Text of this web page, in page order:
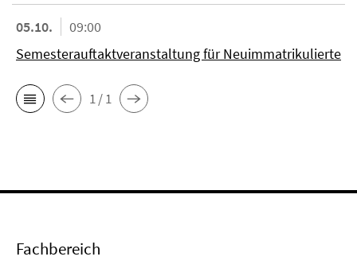
05.10.
09:00
Semesterauftaktveranstaltung für Neuimmatrikulierte
1 / 1
Fachbereich